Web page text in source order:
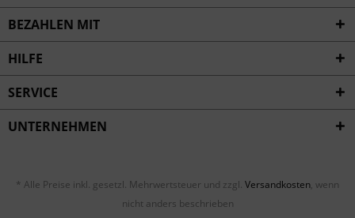
BEZAHLEN MIT
HILFE
SERVICE
UNTERNEHMEN
* Alle Preise inkl. gesetzl. Mehrwertsteuer und zzgl. Versandkosten, wenn
nicht anders beschrieben